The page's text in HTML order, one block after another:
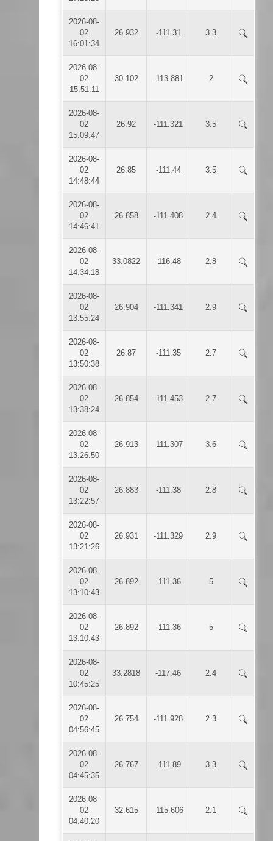
2026-08-
02
16:01:34
26.932 -111.31 3.3
2026-08-
02
15:51:11
30.102 -113.881 2
2026-08-
02
15:09:47
26.92 -111.321 3.5
2026-08-
02
14:48:44
26.85 -111.44 3.5
2026-08-
02
14:46:41
26.858 -111.408 2.4
2026-08-
02
14:34:18
33.0822 -116.48 2.8
2026-08-
02
13:55:24
26.904 -111.341 2.9
2026-08-
02
13:50:38
26.87 -111.35 2.7
2026-08-
02
13:38:24
26.854 -111.453 2.7
2026-08-
02
13:26:50
26.913 -111.307 3.6
2026-08-
02
13:22:57
26.883 -111.38 2.8
2026-08-
02
13:21:26
26.931 -111.329 2.9
2026-08-
02
13:10:43
26.892 -111.36 5
2026-08-
02
13:10:43
26.892 -111.36 5
2026-08-
02
10:45:25
33.2818 -117.46 2.4
2026-08-
02
04:56:45
26.754 -111.928 2.3
2026-08-
02
04:45:35
26.767 -111.89 3.3
2026-08-
02
04:40:20
32.615 -115.606 2.1